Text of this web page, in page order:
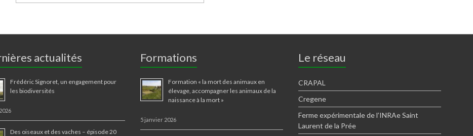
actualités
Frédéric Signoret, un engagement pour
les biodiversités
Des oiseaux et des vaches – épisode 20
Formations
Formation « la mort des animaux en
élevage, accompagner les animaux de la
naissance à la mort »
5 janvier 2026
Le réseau
CRAPAL
Cregene
Ferme expérimentale de l’INRAe Saint
Laurent de la Prée